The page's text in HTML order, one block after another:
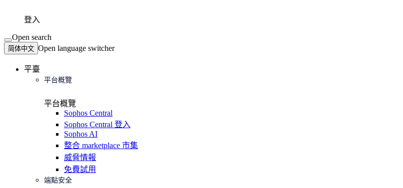
登入
Open search
简体中文 Open language switcher
平臺
平台概覽
平台概覽
Sophos Central
Sophos Central 登入
Sophos AI
整合 marketplace 市集
威脅情報
免費試用
端點安全